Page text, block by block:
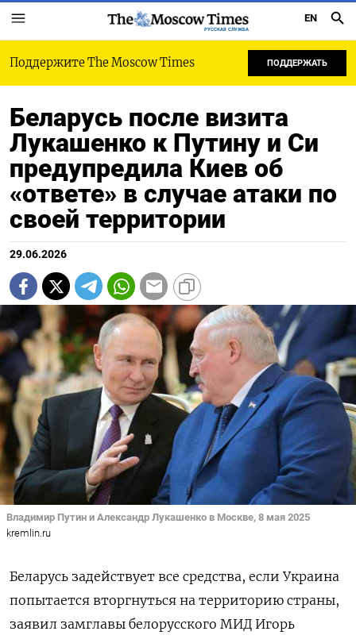
РУССКАЯ СЛУЖБА
EN
Поддержите The Moscow Times ПОДДЕРЖАТЬ
Беларусь после визита
Лукашенко к Путину и Си
предупредила Киев об
«ответе» в случае атаки по
своей территории
29.06.2026
Владимир Путин и Александр Лукашенко в Москве, 8 мая 2025
kremlin.ru
Беларусь задействует все средства, если Украина
попытается вторгнуться на территорию страны,
заявил замглавы белорусского МИД Игорь